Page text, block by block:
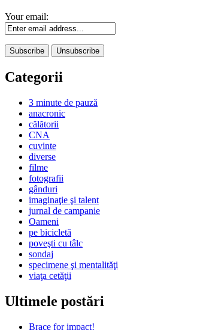
Your email:
Categorii
3 minute de pauză
anacronic
călătorii
CNA
cuvinte
diverse
filme
fotografii
gânduri
imaginaţie şi talent
jurnal de campanie
Oameni
pe bicicletă
poveşti cu tâlc
sondaj
specimene şi mentalităţi
viaţa cetăţii
Ultimele postări
Brace for impact!